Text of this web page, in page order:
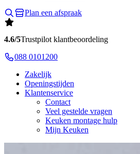
Plan een afspraak
4.6/5Trustpilot klantbeoordeling
088 0101200
Zakelijk
Openingstijden
Klantenservice
Contact
Veel gestelde vragen
Keuken montage hulp
Mijn Keuken